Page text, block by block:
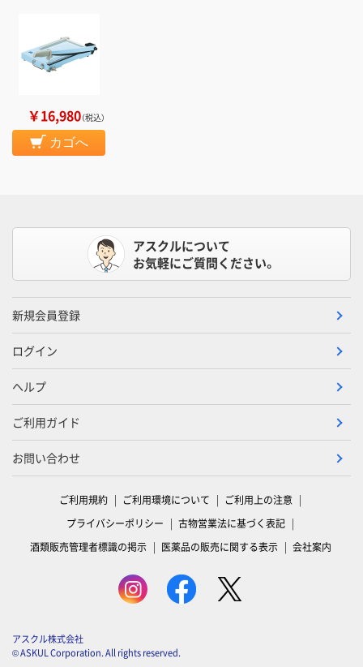
￥16,980（税込）
カゴへ
アスクルについて
お気軽にご質問ください。
新規会員登録
ログイン
ヘルプ
ご利用ガイド
お問い合わせ
ご利用規約 ご利用環境について
ご利用上の注意
プライバシーポリシー
古物営業法に基づく表記
酒類販売管理者標識の掲示
医薬品の販売に関する表示 会社案内
アスクル株式会社
© ASKUL Corporation. All rights reserved.